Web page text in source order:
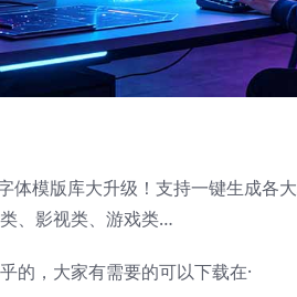
体模版库大升级！支持一键生成各
、影视类、游戏类…
的，大家有需要的可以下载在·